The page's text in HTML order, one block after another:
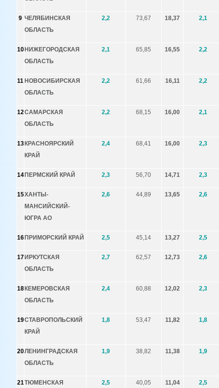
9 ЧЕЛЯБИНСКАЯ
ОБЛАСТЬ
2,2 73,67 18,37 2,1
10 НИЖЕГОРОДСКАЯ
ОБЛАСТЬ
2,1 65,85 16,55 2,2
11 НОВОСИБИРСКАЯ
ОБЛАСТЬ
2,2 61,66 16,11 2,2
12САМАРСКАЯ
ОБЛАСТЬ
2,2 68,15 16,00 2,1
13 КРАСНОЯРСКИЙ
КРАЙ
2,4 68,41 16,00 2,3
14 ПЕРМСКИЙ КРАЙ 2,3 56,70 14,71 2,3
15ХАНТЫ-
МАНСИЙСКИЙ-
ЮГРА АО
2,6 44,89 13,65 2,6
16 ПРИМОРСКИЙ КРАЙ 2,5 45,14 13,27 2,5
17 ИРКУТСКАЯ
ОБЛАСТЬ
2,7 62,57 12,73 2,6
18 КЕМЕРОВСКАЯ
ОБЛАСТЬ
2,4 60,88 12,02 2,3
19СТАВРОПОЛЬСКИЙ
КРАЙ
1,8 53,47 11,82 1,8
20ЛЕНИНГРАДСКАЯ
ОБЛАСТЬ
1,9 38,82 11,38 1,9
21ТЮМЕНСКАЯ
2,5 40,05 11,04 2,5